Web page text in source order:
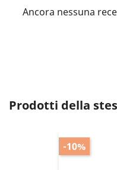
Ancora nessuna
Prodotti della
-10%
wish list.